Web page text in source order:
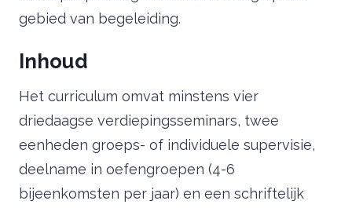
gebied van begeleiding.
Inhoud
Het curriculum omvat minstens vier
driedaagse verdiepingsseminars, twee
eenheden groeps- of individuele supervisie,
deelname in oefengroepen (4-6
bijeenkomsten per jaar) en een schriftelijk